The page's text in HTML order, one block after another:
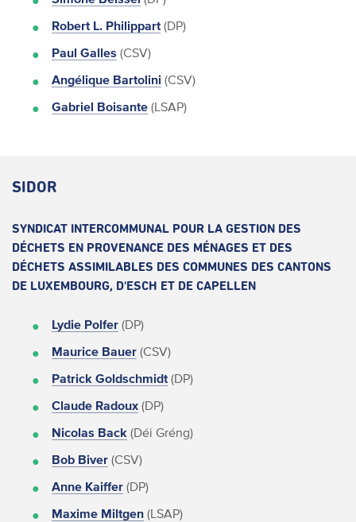
Robert L. Philippart (DP)
Paul Galles (CSV)
Angélique Bartolini (CSV)
Gabriel Boisante (LSAP)
SIDOR
SYNDICAT INTERCOMMUNAL POUR LA GESTION DES
DÉCHETS EN PROVENANCE DES MÉNAGES ET DES
DÉCHETS ASSIMILABLES DES COMMUNES DES CANTONS
DE LUXEMBOURG, D'ESCH ET DE CAPELLEN
Lydie Polfer (DP)
Maurice Bauer (CSV)
Patrick Goldschmidt (DP)
Claude Radoux (DP)
Nicolas Back (Déi Gréng)
Bob Biver (CSV)
Anne Kaiffer (DP)
Maxime Miltgen (LSAP)